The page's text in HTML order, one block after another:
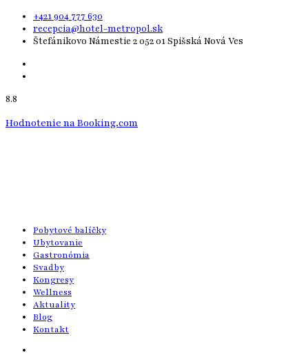
+421 904 777 630
recepcia@hotel-metropol.sk
Štefánikovo Námestie 2 052 01 Spišská Nová Ves
8.8
Hodnotenie na Booking.com
Pobytové balíčky
Ubytovanie
Gastronómia
Svadby
Kongresy
Wellness
Aktuality
Blog
Kontakt